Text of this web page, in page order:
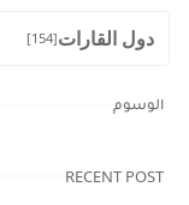
دول القارات[154]
الوسوم
RECENT POST